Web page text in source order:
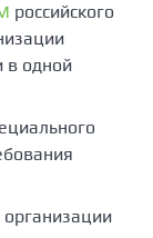
российского
в одной